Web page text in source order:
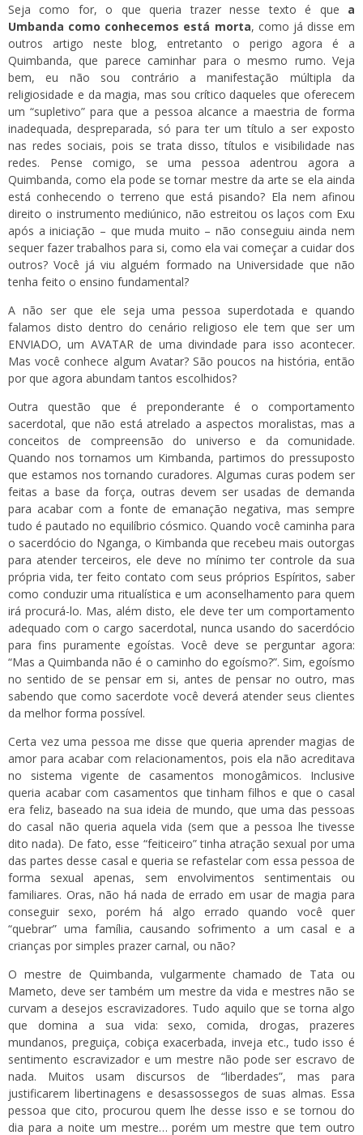
Seja como for, o que queria trazer nesse texto é que a
Umbanda como conhecemos está morta, como já disse em
outros artigo neste blog, entretanto o perigo agora é a
Quimbanda, que parece caminhar para o mesmo rumo. Veja
bem, eu não sou contrário a manifestação múltipla da
religiosidade e da magia, mas sou crítico daqueles que oferecem
um “supletivo” para que a pessoa alcance a maestria de forma
inadequada, despreparada, só para ter um título a ser exposto
nas redes sociais, pois se trata disso, títulos e visibilidade nas
redes. Pense comigo, se uma pessoa adentrou agora a
Quimbanda, como ela pode se tornar mestre da arte se ela ainda
está conhecendo o terreno que está pisando? Ela nem afinou
direito o instrumento mediúnico, não estreitou os laços com Exu
após a iniciação – que muda muito – não conseguiu ainda nem
sequer fazer trabalhos para si, como ela vai começar a cuidar dos
outros? Você já viu alguém formado na Universidade que não
tenha feito o ensino fundamental?
A não ser que ele seja uma pessoa superdotada e quando
falamos disto dentro do cenário religioso ele tem que ser um
ENVIADO, um AVATAR de uma divindade para isso acontecer.
Mas você conhece algum Avatar? São poucos na história, então
por que agora abundam tantos escolhidos?
Outra questão que é preponderante é o comportamento
sacerdotal, que não está atrelado a aspectos moralistas, mas a
conceitos de compreensão do universo e da comunidade.
Quando nos tornamos um Kimbanda, partimos do pressuposto
que estamos nos tornando curadores. Algumas curas podem ser
feitas a base da força, outras devem ser usadas de demanda
para acabar com a fonte de emanação negativa, mas sempre
tudo é pautado no equilíbrio cósmico. Quando você caminha para
o sacerdócio do Nganga, o Kimbanda que recebeu mais outorgas
para atender terceiros, ele deve no mínimo ter controle da sua
própria vida, ter feito contato com seus próprios Espíritos, saber
como conduzir uma ritualística e um aconselhamento para quem
irá procurá-lo. Mas, além disto, ele deve ter um comportamento
adequado com o cargo sacerdotal, nunca usando do sacerdócio
para fins puramente egoístas. Você deve se perguntar agora:
“Mas a Quimbanda não é o caminho do egoísmo?”. Sim, egoísmo
no sentido de se pensar em si, antes de pensar no outro, mas
sabendo que como sacerdote você deverá atender seus clientes
da melhor forma possível.
Certa vez uma pessoa me disse que queria aprender magias de
amor para acabar com relacionamentos, pois ela não acreditava
no sistema vigente de casamentos monogâmicos. Inclusive
queria acabar com casamentos que tinham filhos e que o casal
era feliz, baseado na sua ideia de mundo, que uma das pessoas
do casal não queria aquela vida (sem que a pessoa lhe tivesse
dito nada). De fato, esse “feiticeiro” tinha atração sexual por uma
das partes desse casal e queria se refastelar com essa pessoa de
forma sexual apenas, sem envolvimentos sentimentais ou
familiares. Oras, não há nada de errado em usar de magia para
conseguir sexo, porém há algo errado quando você quer
“quebrar” uma família, causando sofrimento a um casal e a
crianças por simples prazer carnal, ou não?
O mestre de Quimbanda, vulgarmente chamado de Tata ou
Mameto, deve ser também um mestre da vida e mestres não se
curvam a desejos escravizadores. Tudo aquilo que se torna algo
que domina a sua vida: sexo, comida, drogas, prazeres
mundanos, preguiça, cobiça exacerbada, inveja etc., tudo isso é
sentimento escravizador e um mestre não pode ser escravo de
nada. Muitos usam discursos de “liberdades”, mas para
justificarem libertinagens e desassossegos de suas almas. Essa
pessoa que cito, procurou quem lhe desse isso e se tornou do
dia para a noite um mestre… porém um mestre que tem outro